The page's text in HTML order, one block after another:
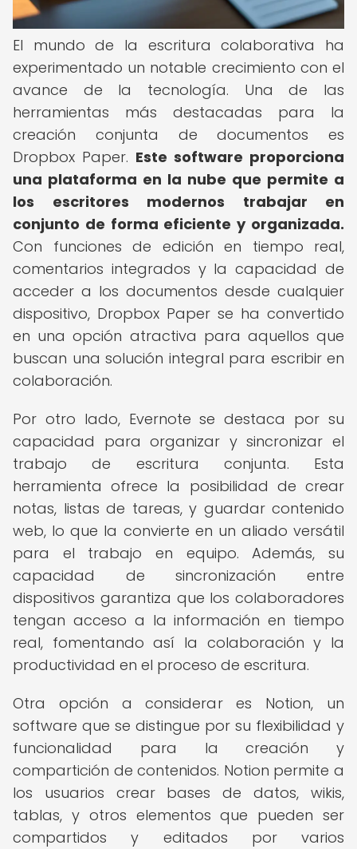
El mundo de la escritura colaborativa ha
experimentado un notable crecimiento con el
avance de la tecnología. Una de las
herramientas más destacadas para la
creación conjunta de documentos es
Dropbox Paper. Este software proporciona
una plataforma en la nube que permite a
los escritores modernos trabajar en
conjunto de forma eficiente y organizada.
Con funciones de edición en tiempo real,
comentarios integrados y la capacidad de
acceder a los documentos desde cualquier
dispositivo, Dropbox Paper se ha convertido
en una opción atractiva para aquellos que
buscan una solución integral para escribir en
colaboración.
Por otro lado, Evernote se destaca por su
capacidad para organizar y sincronizar el
trabajo de escritura conjunta. Esta
herramienta ofrece la posibilidad de crear
notas, listas de tareas, y guardar contenido
web, lo que la convierte en un aliado versátil
para el trabajo en equipo. Además, su
capacidad de sincronización entre
dispositivos garantiza que los colaboradores
tengan acceso a la información en tiempo
real, fomentando así la colaboración y la
productividad en el proceso de escritura.
Otra opción a considerar es Notion, un
software que se distingue por su flexibilidad y
funcionalidad para la creación y
compartición de contenidos. Notion permite a
los usuarios crear bases de datos, wikis,
tablas, y otros elementos que pueden ser
compartidos y editados por varios